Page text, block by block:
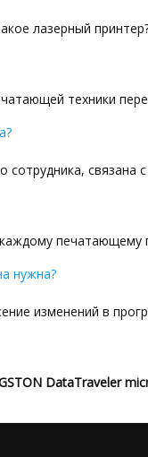
лазерный
техники
сотрудника, связана
печатающему
нужна?
изменений в
DataTraveler